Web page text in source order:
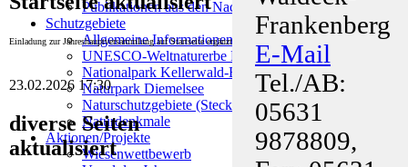
Publikationen aus den Nachbarkreisen
Schutzgebiete
Allgemeine Informationen
UNESCO-Weltnaturerbe Kellerwald
Nationalpark Kellerwald-Edersee
Naturpark Diemelsee
Naturschutzgebiete (Steckbriefe)
Naturdenkmale
Aktionen/Projekte
Wiesenwettbewerb
Einladung zur Jahreshauptversammlung auf Startseite ergänzt
23.02.2026 17:30
diverse Seiten
aktualisiert
Frankenberg
E-Mail
Tel./AB:
05631
9878809,